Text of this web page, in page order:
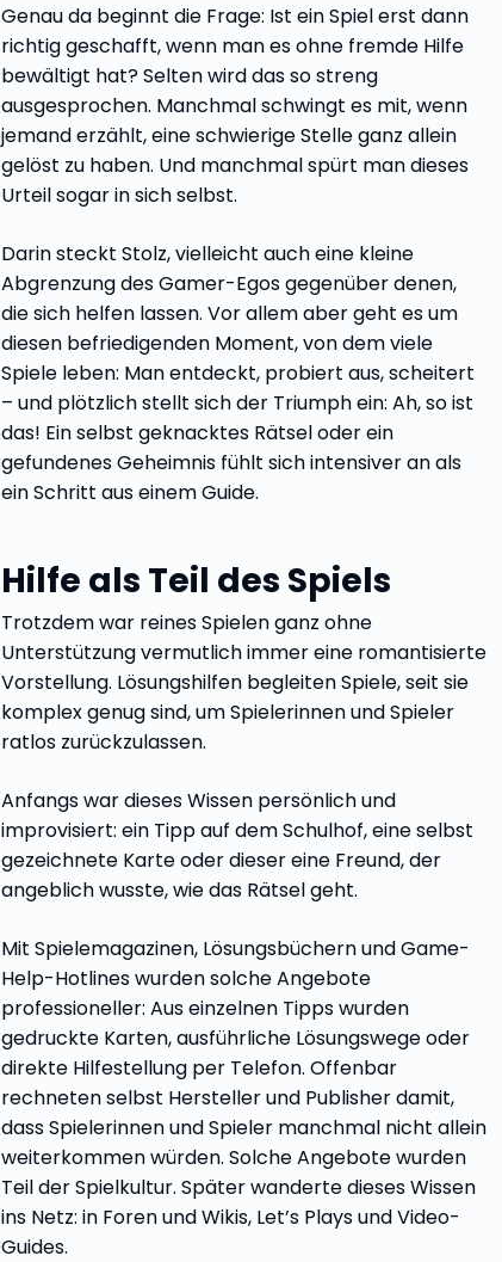
Genau da beginnt die Frage: Ist ein Spiel erst dann
richtig geschafft, wenn man es ohne fremde Hilfe
bewältigt hat? Selten wird das so streng
ausgesprochen. Manchmal schwingt es mit, wenn
jemand erzählt, eine schwierige Stelle ganz allein
gelöst zu haben. Und manchmal spürt man dieses
Urteil sogar in sich selbst.
Darin steckt Stolz, vielleicht auch eine kleine
Abgrenzung des Gamer-Egos gegenüber denen,
die sich helfen lassen. Vor allem aber geht es um
diesen befriedigenden Moment, von dem viele
Spiele leben: Man entdeckt, probiert aus, scheitert
– und plötzlich stellt sich der Triumph ein: Ah, so ist
das! Ein selbst geknacktes Rätsel oder ein
gefundenes Geheimnis fühlt sich intensiver an als
ein Schritt aus einem Guide.
Hilfe als Teil des Spiels
Trotzdem war reines Spielen ganz ohne
Unterstützung vermutlich immer eine romantisierte
Vorstellung. Lösungshilfen begleiten Spiele, seit sie
komplex genug sind, um Spielerinnen und Spieler
ratlos zurückzulassen.
Anfangs war dieses Wissen persönlich und
improvisiert: ein Tipp auf dem Schulhof, eine selbst
gezeichnete Karte oder dieser eine Freund, der
angeblich wusste, wie das Rätsel geht.
Mit Spielemagazinen, Lösungsbüchern und Game-
Help-Hotlines wurden solche Angebote
professioneller: Aus einzelnen Tipps wurden
gedruckte Karten, ausführliche Lösungswege oder
direkte Hilfestellung per Telefon. Offenbar
rechneten selbst Hersteller und Publisher damit,
dass Spielerinnen und Spieler manchmal nicht allein
weiterkommen würden. Solche Angebote wurden
Teil der Spielkultur. Später wanderte dieses Wissen
ins Netz: in Foren und Wikis, Let’s Plays und Video-
Guides.